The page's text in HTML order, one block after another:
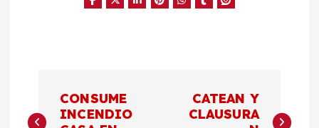
CONSUME
INCENDIO
CATEAN Y
CLAUSURA